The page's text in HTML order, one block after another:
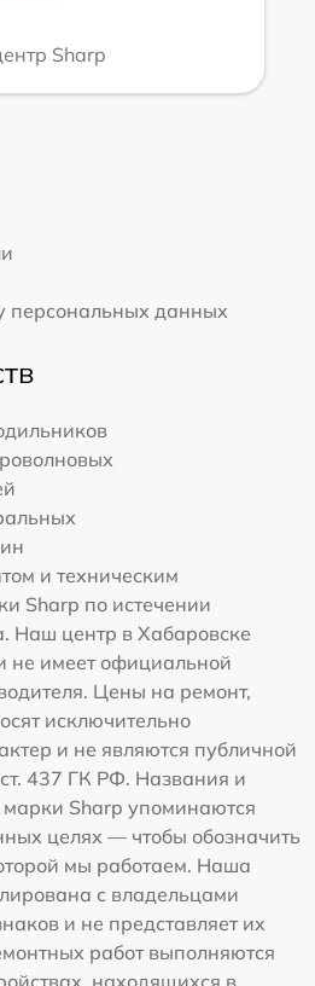
Sharp
персональных данных
и техническим
Sharp по истечении
Наш центр в Хабаровске
не имеет официальной
Цены на ремонт,
исключительно
и не являются публичной
437 ГК РФ. Названия и
марки Sharp упоминаются
целях — чтобы обозначить
мы работаем. Наша
с владельцами
и не представляет их
работ выполняются
находящихся в